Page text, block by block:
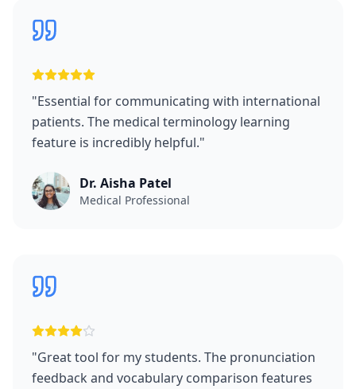
"Essential for communicating with international
patients. The medical terminology learning
feature is incredibly helpful."
Dr. Aisha Patel
Medical Professional
"Great tool for my students. The pronunciation
feedback and vocabulary comparison features